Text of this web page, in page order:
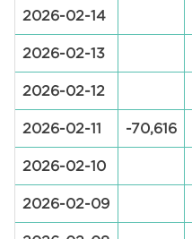
2026-02-14
2026-02-13
2026-02-12
2026-02-11 -70,616
2026-02-10
2026-02-09